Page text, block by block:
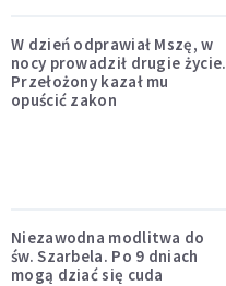
W dzień odprawiał Mszę, w
nocy prowadził drugie życie.
Przełożony kazał mu
opuścić zakon
Niezawodna modlitwa do
św. Szarbela. Po 9 dniach
mogą dziać się cuda